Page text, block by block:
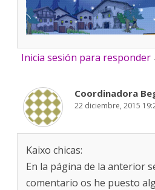
Inicia sesión para responder
Coordinadora
22 diciembre, 2015
Kaixo chicas:
En la página de la anterior
comentario os he puesto